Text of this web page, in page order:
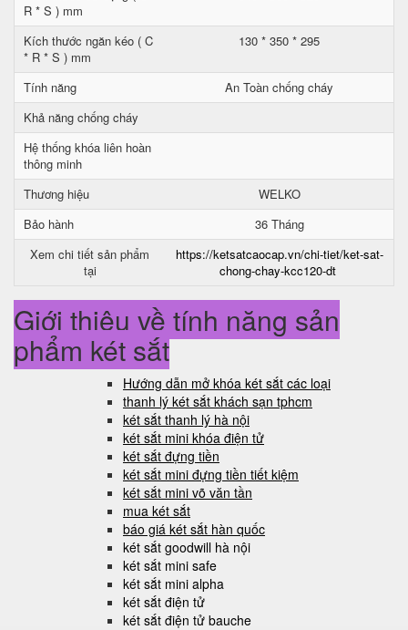
R * S ) mm
Kích thước ngăn kéo ( C
* R * S ) mm
130 * 350 * 295
Tính năng
An Toàn chống cháy
Khả năng chống cháy
Hệ thống khóa liên hoàn
thông minh
Thương hiệu
WELKO
Bảo hành
36 Tháng
Xem chi tiết sản phẩm
tại
https://ketsatcaocap.vn/chi-tiet/ket-sat-
chong-chay-kcc120-dt
Giới thiệu về tính năng sản
phẩm két sắt
Hướng dẫn mở khóa két sắt các loại
thanh lý két sắt khách sạn tphcm
két sắt thanh lý hà nội
két sắt mini khóa điện tử
két sắt đựng tiền
két sắt mini đựng tiền tiết kiệm
két sắt mini võ văn tần
mua két sắt
báo giá két sắt hàn quốc
két sắt goodwill hà nội
két sắt mini safe
két sắt mini alpha
két sắt điện tử
két sắt điện tử bauche